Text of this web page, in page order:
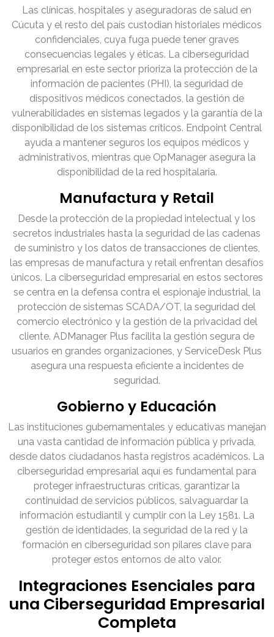
Las clínicas, hospitales y aseguradoras de salud en
Cúcuta y el resto del país custodian historiales médicos
confidenciales, cuya fuga puede tener graves
consecuencias legales y éticas. La ciberseguridad
empresarial en este sector prioriza la protección de la
información de pacientes (PHI), la seguridad de
dispositivos médicos conectados, la gestión de
vulnerabilidades en sistemas legados y la garantía de la
disponibilidad de los sistemas críticos. Endpoint Central
ayuda a mantener seguros los equipos médicos y
administrativos, mientras que OpManager asegura la
disponibilidad de la red hospitalaria.
Manufactura y Retail
Desde la protección de la propiedad intelectual y los
secretos industriales hasta la seguridad de las cadenas
de suministro y los datos de transacciones de clientes,
las empresas de manufactura y retail enfrentan desafíos
únicos. La ciberseguridad empresarial en estos sectores
se centra en la defensa contra el espionaje industrial, la
protección de sistemas SCADA/OT, la seguridad del
comercio electrónico y la gestión de la privacidad del
cliente. ADManager Plus facilita la gestión segura de
usuarios en grandes organizaciones, y ServiceDesk Plus
asegura una respuesta eficiente a incidentes de
seguridad.
Gobierno y Educación
Las instituciones gubernamentales y educativas manejan
una vasta cantidad de información pública y privada,
desde datos ciudadanos hasta registros académicos. La
ciberseguridad empresarial aquí es fundamental para
proteger infraestructuras críticas, garantizar la
continuidad de servicios públicos, salvaguardar la
información estudiantil y cumplir con la Ley 1581. La
gestión de identidades, la seguridad de la red y la
formación en ciberseguridad son pilares clave para
proteger estos entornos de alto valor.
Integraciones Esenciales para
una Ciberseguridad Empresarial
Completa